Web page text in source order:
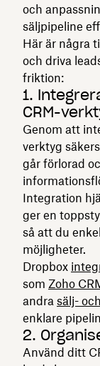
och
säljpipeline
Här är några
och driva
friktion:
1.
CRM-
Genom att
verktyg
går förlorad
Integration
ger en
så att du
möjligheter.
Dropbox
som Zoho
andra sälj-
enklare
2.
Använd ditt